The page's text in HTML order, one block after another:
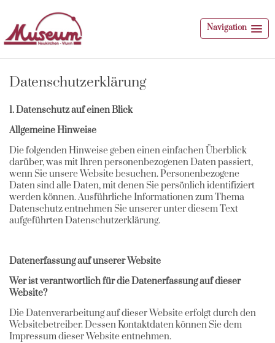
Navigation
Datenschutzerklärung
1. Datenschutz auf einen Blick
Allgemeine Hinweise
Die folgenden Hinweise geben einen einfachen Überblick
darüber, was mit Ihren personenbezogenen Daten passiert,
wenn Sie unsere Website besuchen. Personenbezogene
Daten sind alle Daten, mit denen Sie persönlich identifiziert
werden können. Ausführliche Informationen zum Thema
Datenschutz entnehmen Sie unserer unter diesem Text
aufgeführten Datenschutzerklärung.
Datenerfassung auf unserer Website
Wer ist verantwortlich für die Datenerfassung auf dieser
Website?
Die Datenverarbeitung auf dieser Website erfolgt durch den
Websitebetreiber. Dessen Kontaktdaten können Sie dem
Impressum dieser Website entnehmen.